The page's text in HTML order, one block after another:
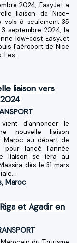
2024, EasyJet a
liaison de Nice-
vols à seulement 35
septembre 2024, la
low-cost EasyJet
l’aéroport de Nice
Les...
liaison vers
d’annoncer le
nouvelle liaison
Maroc au départ de
pour lancé l’année
liaison se fera au
dès le 31 mars
, Maroc
et Agadir en